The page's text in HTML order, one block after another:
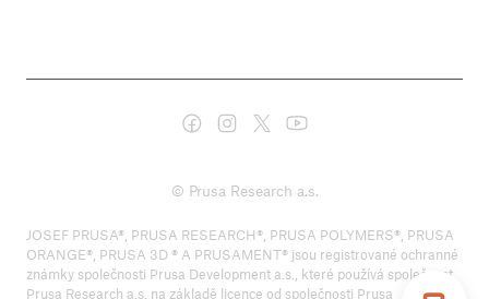
© Prusa Research a.s.
JOSEF PRUSA®, PRUSA RESEARCH®, PRUSA POLYMERS®, PRUSA
ORANGE®, PRUSA 3D ® A PRUSAMENT® jsou registrované ochranné
známky společnosti Prusa Development a.s., které používá společnost
Prusa Research a.s. na základě licence od společnosti Prusa